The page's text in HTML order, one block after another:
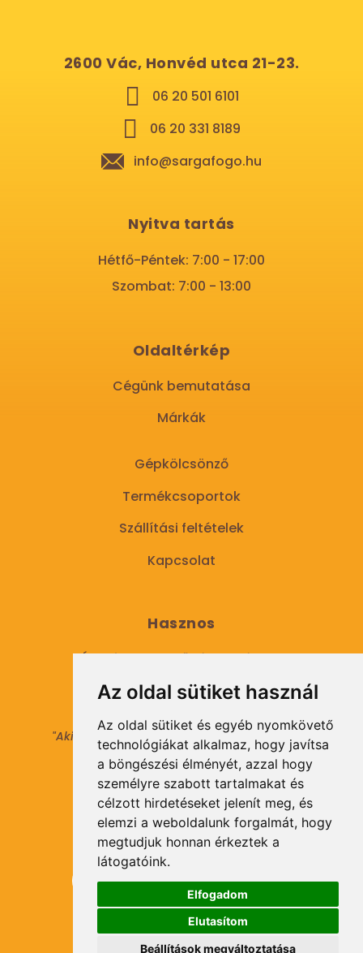
Az oldal sütiket használ
Az oldal sütiket és egyéb nyomkövető
technológiákat alkalmaz, hogy javítsa
a böngészési élményét, azzal hogy
személyre szabott tartalmakat és
célzott hirdetéseket jelenít meg, és
elemzi a weboldalunk forgalmát, hogy
megtudjuk honnan érkeztek a
látogatóink.
Elfogadom
Elutasítom
Beállítások megváltoztatása
2600 Vác, Honvéd utca 21-23.
06 20 501 6101
06 20 331 8189
info@sargafogo.hu
Nyitva tartás
Hétfő-Péntek: 7:00 - 17:00
Szombat: 7:00 - 13:00
Oldaltérkép
Cégünk bemutatása
Márkák
Gépkölcsönző
Termékcsoportok
Szállítási feltételek
Kapcsolat
Hasznos
Általános Szerződési Feltételek
Adatkezelési tájékoztató
"Aki másokat nem tesz gazdaggá, maga sem
válhat azzá."
© 2021 Minden jog fenntartva.
Hírlevél Feliratkozás
Feliratkozás